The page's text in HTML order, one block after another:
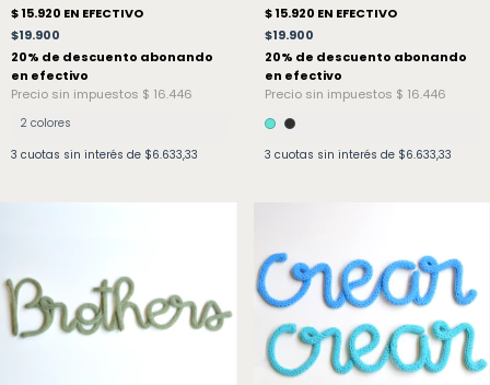
$19.900
2 colores
3 cuotas sin interés de $6.633,33
$19.900
3 cuotas sin interés de $6.633,33